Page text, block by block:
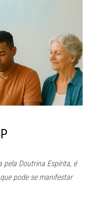
pela Doutrina Espírita, é
pode se manifestar